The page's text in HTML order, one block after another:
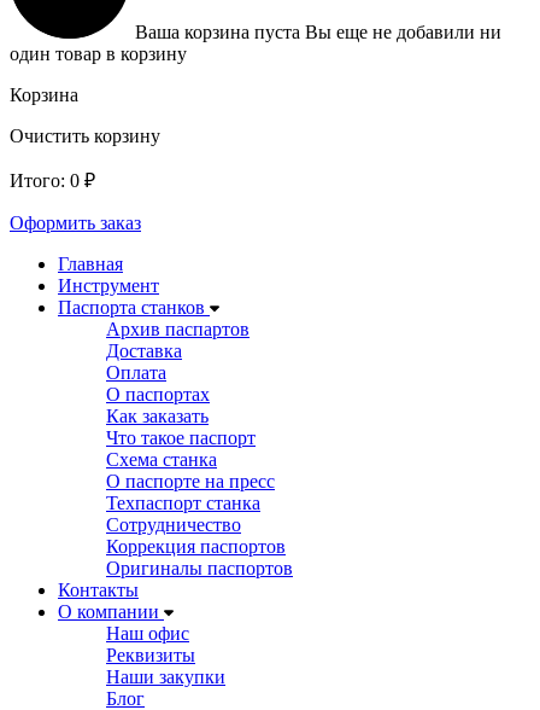
Ваша корзина пуста Вы еще не добавили ни
один товар в корзину
Корзина
Очистить корзину
Итого: 0 ₽
Оформить заказ
Главная
Инструмент
Паспорта станков
Архив паспартов
Доставка
Оплата
О паспортах
Как заказать
Что такое паспорт
Схема станка
О паспорте на пресс
Техпаспорт станка
Сотрудничество
Коррекция паспортов
Оригиналы паспортов
Контакты
О компании
Наш офис
Реквизиты
Наши закупки
Блог